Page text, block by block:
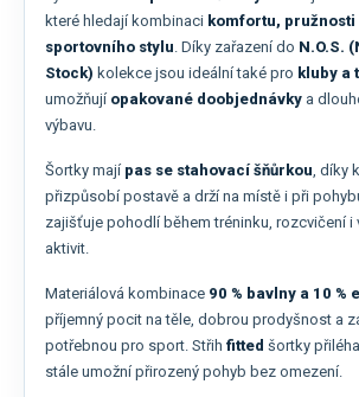
které hledají kombinaci komfortu,
sportovního stylu. Díky zařazení do N.O.S.
Stock) kolekce jsou ideální také pro kluby a
umožňují opakované doobjednávky a
výbavu.
Šortky mají pas se stahovací šňůrkou, díky
přizpůsobí postavě a drží na místě i při
zajišťuje pohodlí během tréninku, rozcvičení i
aktivit.
Materiálová kombinace 90 % bavlny a 10 %
příjemný pocit na těle, dobrou prodyšnost a
potřebnou pro sport. Střih fitted šortky
stále umožní přirozený pohyb bez omezení.